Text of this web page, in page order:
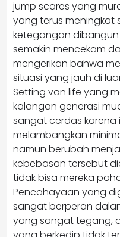
jump scares yang
yang terus meningkat
ketegangan
semakin mencekam
mengerikan bahwa
situasi yang jauh di
Setting van life yang
kalangan generasi
sangat cerdas
melambangkan
namun berubah
kebebasan tersebut
tidak bisa mereka
Pencahayaan yang
sangat berperan
yang sangat tegang,